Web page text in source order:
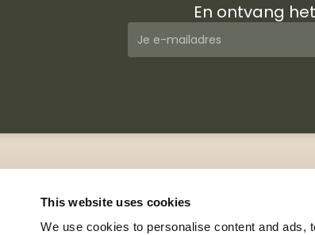
This website uses cookies
We use cookies to personalise content and ads,
En ontvang
vragen
Wie zijn wij
Geschiedenis